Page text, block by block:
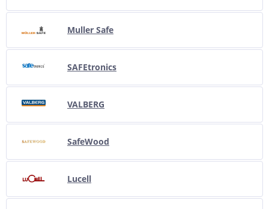
Muller Safe
SAFEtronics
VALBERG
SafeWood
Lucell